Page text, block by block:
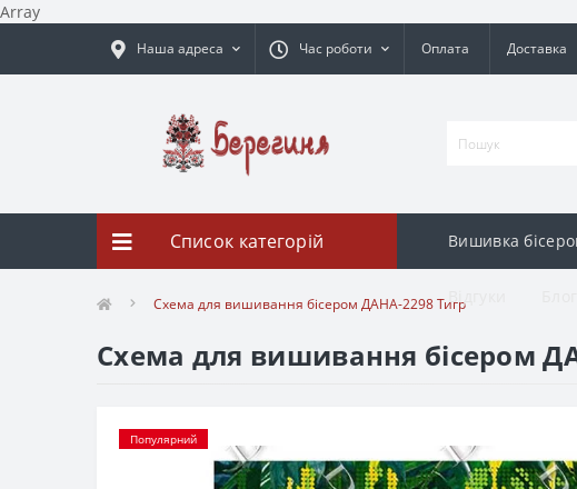
Array
Наша адреса Час роботи Оплата Доставка
Список категорій Вишивка
Схема для вишивання бісером ДАНА-2298 Тигр
Схема для вишивання бісером
Популярний